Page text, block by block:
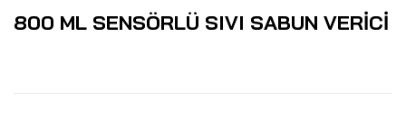
800 ML SENSÖRLÜ SIVI SABUN VERİCİ